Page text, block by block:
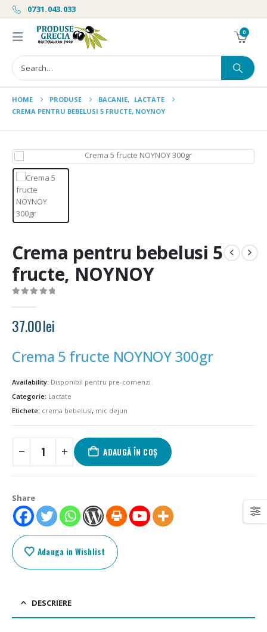
0731.043.033
0
HOME PRODUSE BACANIE, LACTATE
CREMA PENTRU BEBELUSI 5 FRUCTE, NOYNOY
Crema pentru bebelusi 5
fructe, NOYNOY
37.00lei
Crema 5 fructe NOYNOY 300gr
Availability: Disponibil pentru pre-comenzi
Categorie: Lactate
Etichete: crema bebelusi, mic dejun
ADAUGĂ ÎN COȘ
Share
Adauga in Wishlist
DESCRIERE